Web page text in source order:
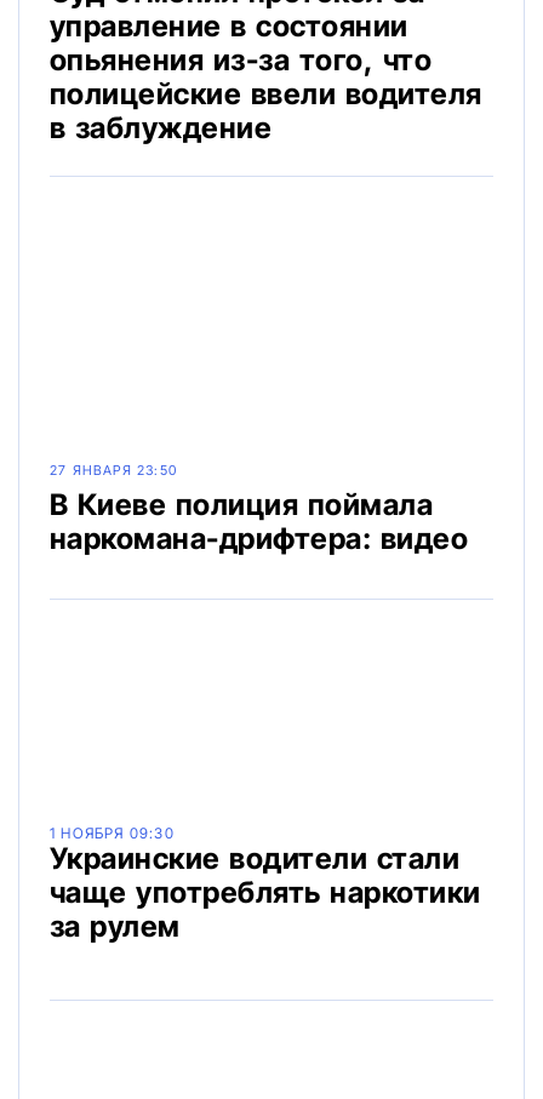
управление в состоянии
опьянения из-за того, что
полицейские ввели водителя
в заблуждение
27 ЯНВАРЯ 23:50
В Киеве полиция поймала
наркомана-дрифтера: видео
1 НОЯБРЯ 09:30
Украинские водители стали
чаще употреблять наркотики
за рулем